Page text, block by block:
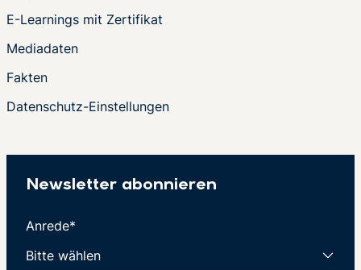
E-Learnings mit Zertifikat
Mediadaten
Fakten
Datenschutz-Einstellungen
Newsletter abonnieren
Anrede*